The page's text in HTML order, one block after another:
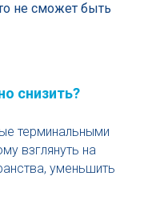
не сможет быть
снизить?
терминальными
взглянуть на
уменьшить